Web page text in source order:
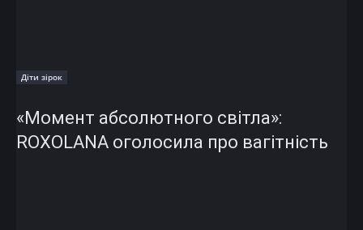
Діти зірок
«Момент абсолютного світла»:
ROXOLANA оголосила про вагітність